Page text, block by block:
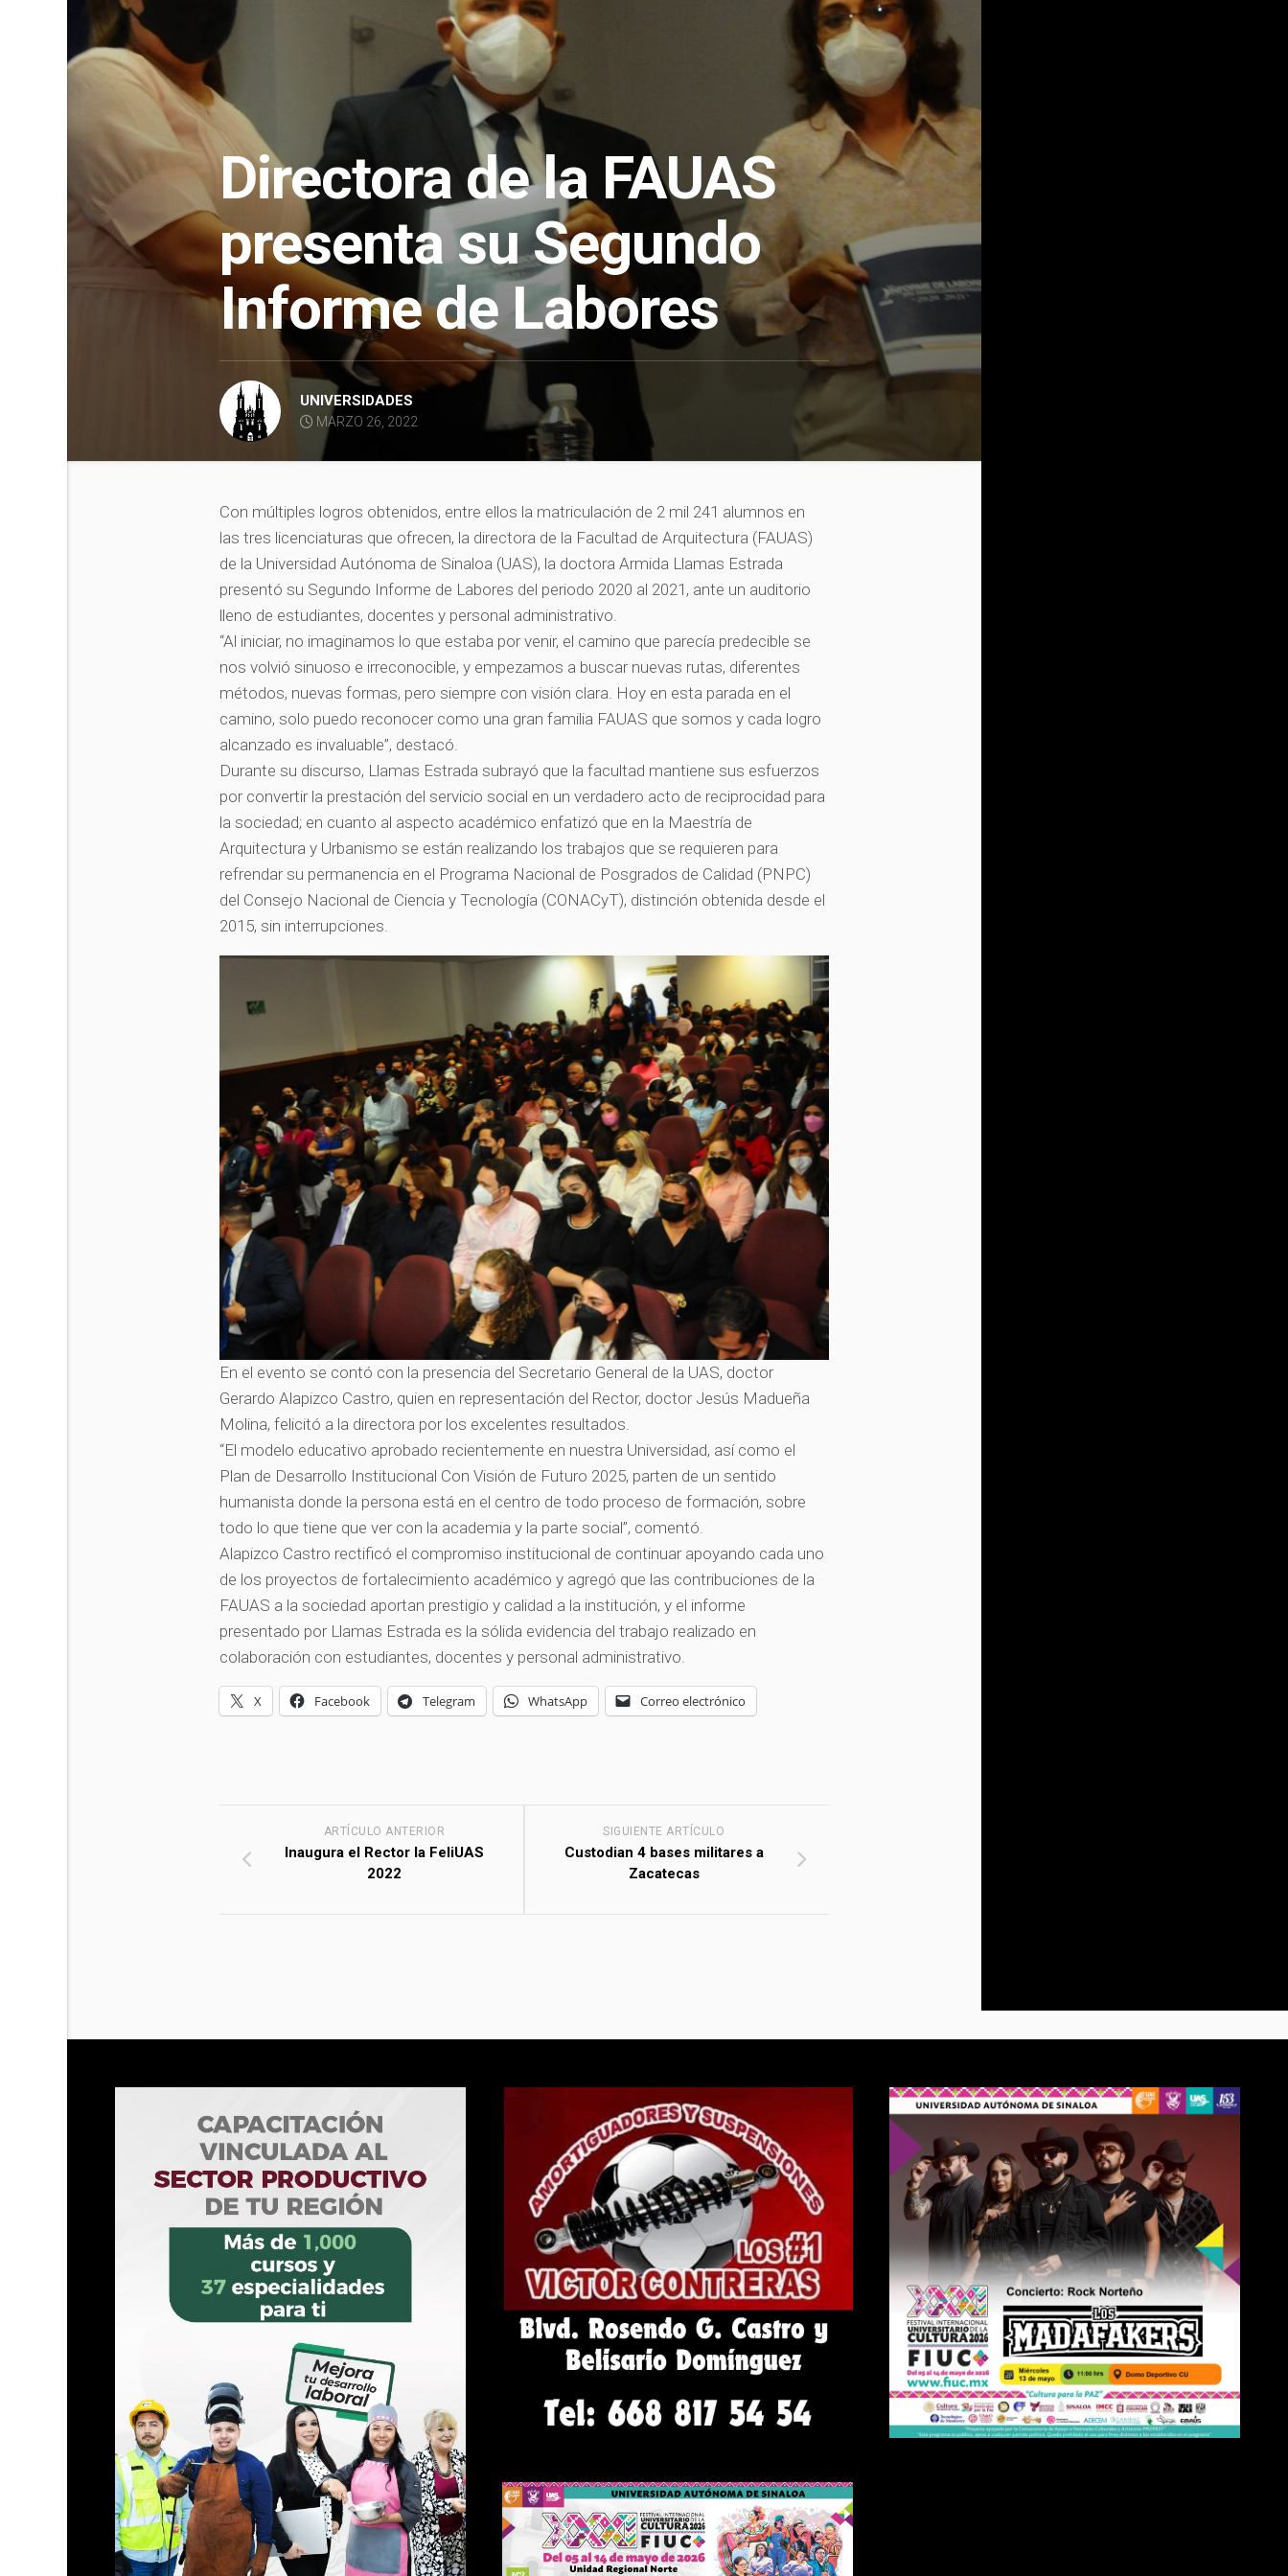
Directora de la FAUAS
presenta su Segundo
Informe de Labores
UNIVERSIDADES
MARZO 26, 2022
Con múltiples logros obtenidos, entre ellos la matriculación de 2 mil 241 alumnos en
las tres licenciaturas que ofrecen, la directora de la Facultad de Arquitectura (FAUAS)
de la Universidad Autónoma de Sinaloa (UAS), la doctora Armida Llamas Estrada
presentó su Segundo Informe de Labores del periodo 2020 al 2021, ante un auditorio
lleno de estudiantes, docentes y personal administrativo.
“Al iniciar, no imaginamos lo que estaba por venir, el camino que parecía predecible se
nos volvió sinuoso e irreconocible, y empezamos a buscar nuevas rutas, diferentes
métodos, nuevas formas, pero siempre con visión clara. Hoy en esta parada en el
camino, solo puedo reconocer como una gran familia FAUAS que somos y cada logro
alcanzado es invaluable”, destacó.
Durante su discurso, Llamas Estrada subrayó que la facultad mantiene sus esfuerzos
por convertir la prestación del servicio social en un verdadero acto de reciprocidad para
la sociedad; en cuanto al aspecto académico enfatizó que en la Maestría de
Arquitectura y Urbanismo se están realizando los trabajos que se requieren para
refrendar su permanencia en el Programa Nacional de Posgrados de Calidad (PNPC)
del Consejo Nacional de Ciencia y Tecnología (CONACyT), distinción obtenida desde el
2015, sin interrupciones.
En el evento se contó con la presencia del Secretario General de la UAS, doctor
Gerardo Alapizco Castro, quien en representación del Rector, doctor Jesús Madueña
Molina, felicitó a la directora por los excelentes resultados.
“El modelo educativo aprobado recientemente en nuestra Universidad, así como el
Plan de Desarrollo Institucional Con Visión de Futuro 2025, parten de un sentido
humanista donde la persona está en el centro de todo proceso de formación, sobre
todo lo que tiene que ver con la academia y la parte social”, comentó.
Alapizco Castro rectificó el compromiso institucional de continuar apoyando cada uno
de los proyectos de fortalecimiento académico y agregó que las contribuciones de la
FAUAS a la sociedad aportan prestigio y calidad a la institución, y el informe
presentado por Llamas Estrada es la sólida evidencia del trabajo realizado en
colaboración con estudiantes, docentes y personal administrativo.
X Facebook Telegram WhatsApp Correo electrónico
SIGUIENTE ARTÍCULO
Custodian 4 bases militares a
Zacatecas
ARTÍCULO ANTERIOR
Inaugura el Rector la FeliUAS
2022